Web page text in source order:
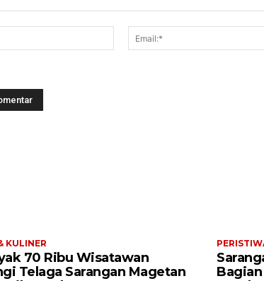
Nama:*
KULINER
70 Ribu Wisatawan
Telaga Sarangan Magetan